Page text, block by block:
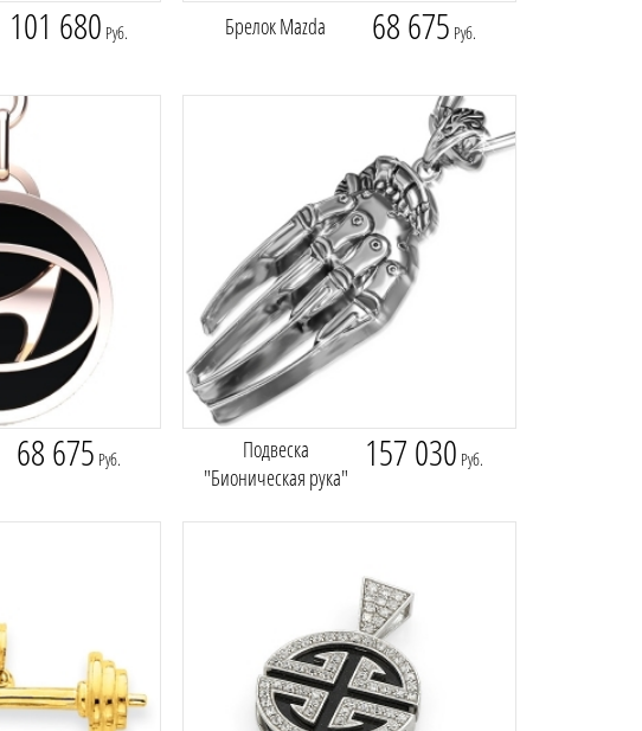
101 680 Руб. Брелок Mazda 68 675 Руб.
68 675 Руб.
Подвеска
"Бионическая рука"
157 030 Руб.